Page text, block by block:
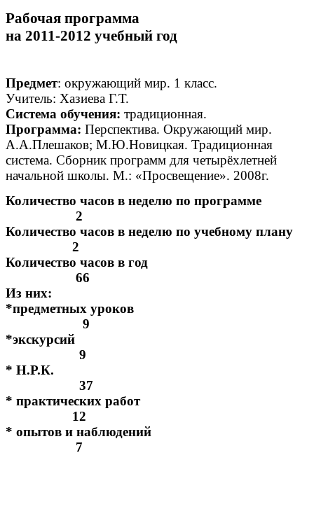
Рабочая программа
на 2011-2012 учебный год
Предмет: окружающий мир. 1 класс.
Учитель: Хазиева Г.Т.
Система обучения: традиционная.
Программа: Перспектива. Окружающий мир.
А.А.Плешаков; М.Ю.Новицкая. Традиционная
система. Сборник программ для четырёхлетней
начальной школы. М.: «Просвещение». 2008г.
Количество часов в неделю по программе
2
Количество часов в неделю по учебному плану
2
Количество часов в год
66
Из них:
*предметных уроков
9
*экскурсий
9
* Н.Р.К.
37
* практических работ
12
* опытов и наблюдений
7